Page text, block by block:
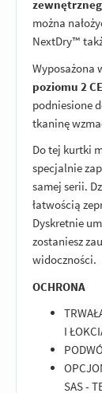
można
NextDry™
Wyposażona
poziomu 2 CE
podniesione
tkaninę
Do tej kurtki
specjalnie
samej serii.
łatwością
Dyskretnie
zostaniesz
widoczności.
OCHRONA
I
SAS -